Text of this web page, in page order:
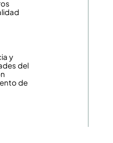
y
del
de